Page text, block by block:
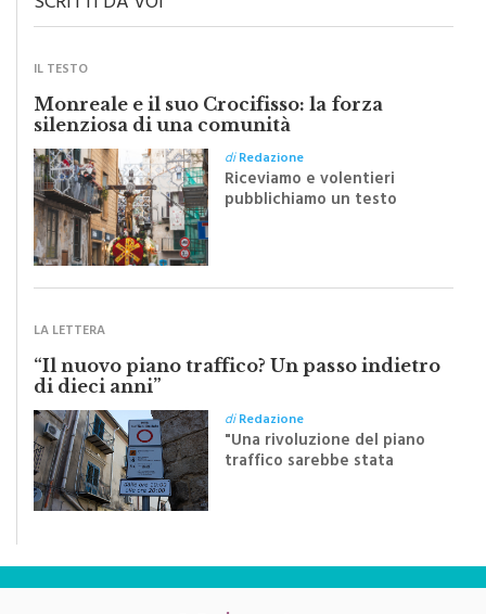
SCRITTI DA VOI
IL TESTO
Monreale e il suo Crocifisso: la forza
silenziosa di una comunità
diRedazione
Riceviamo e volentieri
Sapienza all'indomani della
LA LETTERA
“Il nuovo piano traffico? Un passo indietro
di dieci anni”
diRedazione
"Una rivoluzione del piano